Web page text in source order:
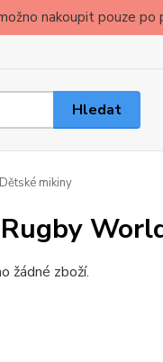
nakoupit pouze
Hledat
Dětské mikiny
žádné zboží.